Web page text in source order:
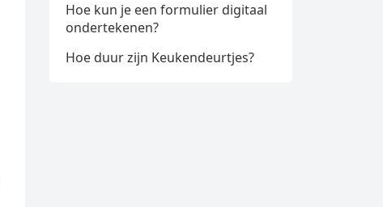
Hoe kun je een formulier digitaal
ondertekenen?
Hoe duur zijn Keukendeurtjes?